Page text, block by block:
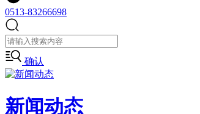
0513-83266698
确认
新闻动态